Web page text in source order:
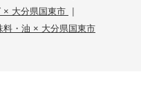
× 大分県国東市 |
料・油 × 大分県国東市